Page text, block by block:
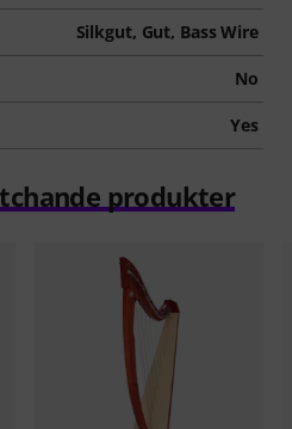
Silkgut, Gut, Bass Wire
No
Yes
produkter